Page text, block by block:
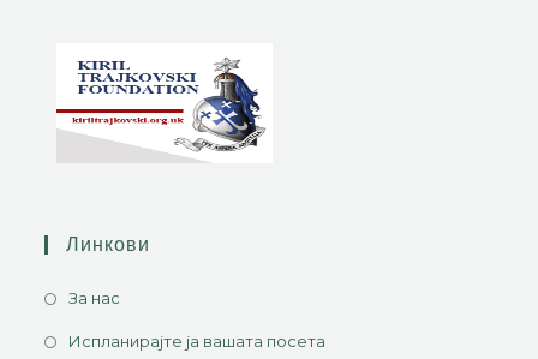
Линкови
За нас
Испланирајте ја вашата посета